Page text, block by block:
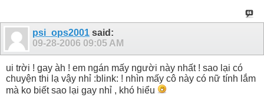
psi_ops2001 said:
09-28-2006 09:05 AM
ui trời ! gay àh ! em ngán mấy người này nhất ! sao lại có
chuyện thi lạ vậy nhỉ :blink: ! nhìn mấy cô này có nữ tính lắm
mà ko biết sao lại gay nhỉ , khó hiểu